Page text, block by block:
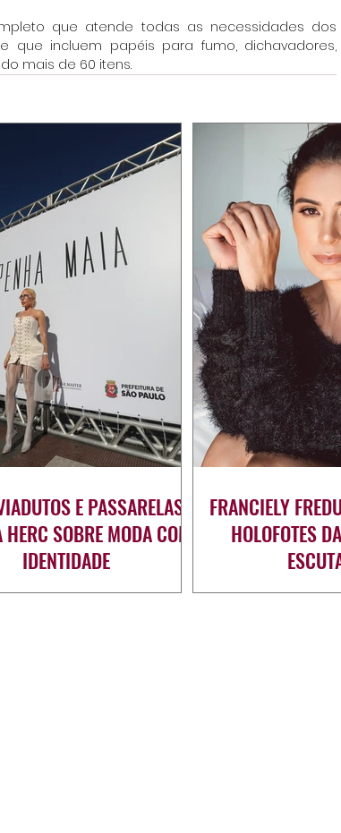
que atende todas as necessidades dos
que incluem papéis para fumo, dichavadores,
mais de 60 itens.
E PASSARELAS:
SOBRE MODA COM
IDENTIDADE
FRANCIELY
HOLOFOTES